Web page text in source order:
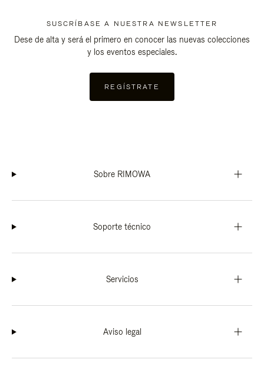
SUSCRÍBASE A NUESTRA NEWSLETTER
Dese de alta y será el primero en conocer las nuevas colecciones
y los eventos especiales.
REGÍSTRATE
Sobre RIMOWA
Soporte técnico
Servicios
Aviso legal